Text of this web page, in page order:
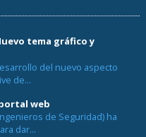
tema gráfico y
del nuevo aspecto
de...
web
de Seguridad) ha
dar...